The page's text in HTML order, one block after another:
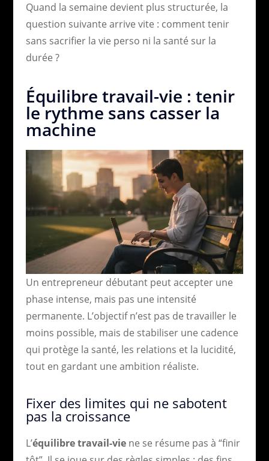
Quand la semaine devient plus structurée, la
question suivante arrive vite : comment tenir
sans sacrifier la vie perso ni la santé sur la
durée ?
Équilibre travail-vie : tenir
le rythme sans casser la
machine
Un entrepreneur débutant peut accepter une
phase intense, mais pas une intensité
permanente. L’objectif n’est pas de travailler le
moins possible, mais de stabiliser une cadence
qui protège la santé, les relations et la lucidité,
tout en gardant une ambition réaliste.
Fixer des limites qui ne sabotent
pas la croissance
L’équilibre travail-viene se résume pas à “finir